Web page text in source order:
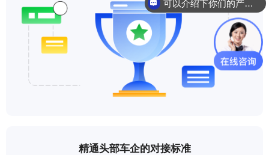
精通头部车企的对接标准
你们是怎么收费的呢